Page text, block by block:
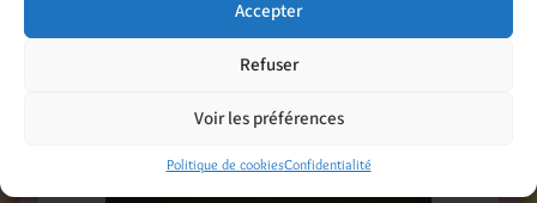
Accepter
Refuser
Voir les préférences
Politique de cookiesConfidentialité